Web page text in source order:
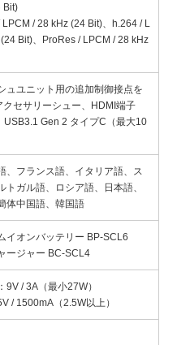
Bit)
/ 28 kHz (24 Bit)、h.264 / L
Bit)、ProRes / LPCM / 28 kHz
ュユニット用の追加制御接点を
クセサリーシュー、HDMI端子
USB3.1 Gen 2 タイプC（最大10
、フランス語、イタリア語、ス
トガル語、ロシア語、日本語、
体中国語、韓国語
イオンバッテリー BP-SCL6
ージャー BC-SCL4
9V / 3A（最小27W）
/ 1500mA（2.5W以上）